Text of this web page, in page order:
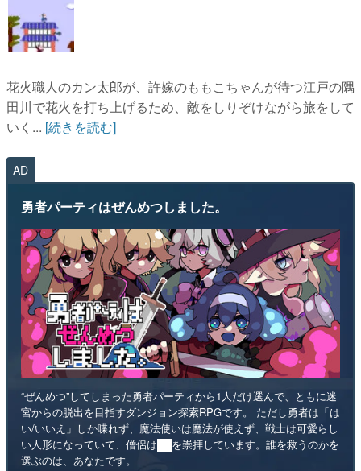
電ファミニコゲーマーとは？
運営：株式会社マレ
花火職人のカン太郎が、許嫁のももこちゃんが待つ江戸の隅
田川で花火を打ち上げるため、敵をしりぞけながら旅をして
いく... [続きを読む]
AD
勇者パーティはぜんめつしました。
“ぜんめつ”してしまった勇者パーティから1人だけ選んで、ともに迷
宮からの脱出を目指すダンジョン探索RPGです。 ただし勇者は「は
い/いいえ」しか喋れず、魔法使いは魔法が使えず、戦士は可愛らし
い人形になっていて、僧侶は██を崇拝しています。誰を救うのかを
選ぶのは、あなたです。